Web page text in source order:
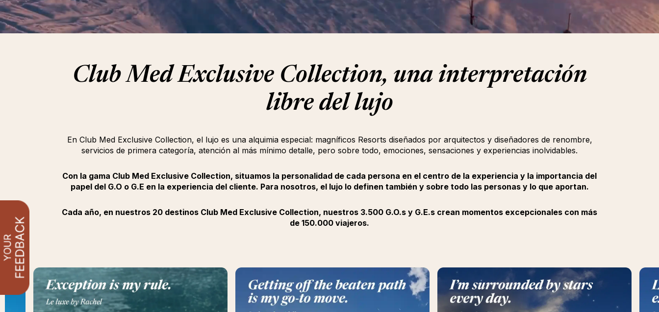
Club Med Exclusive Collection, una interpretación
libre del lujo
En Club Med Exclusive Collection, el lujo es una alquimia especial: magníficos Resorts diseñados por arquitectos y diseñadores de renombre,
servicios de primera categoría, atención al más mínimo detalle, pero sobre todo, emociones, sensaciones y experiencias inolvidables.
Con la gama Club Med Exclusive Collection, situamos la personalidad de cada persona en el centro de la experiencia y la importancia del
papel del G.O o G.E en la experiencia del cliente. Para nosotros, el lujo lo definen también y sobre todo las personas y lo que aportan.
Cada año, en nuestros 20 destinos Club Med Exclusive Collection, nuestros 3.500 G.O.s y G.E.s crean momentos excepcionales con más
de 150.000 viajeros.